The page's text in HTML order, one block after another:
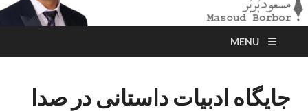
MENU
جایگاه ادبیات داستانی در صدا